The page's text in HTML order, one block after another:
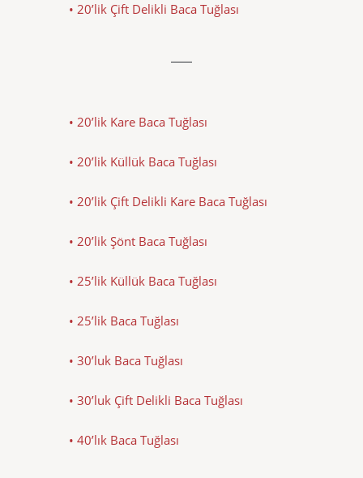
• 20’lik Çift Delikli Baca Tuğlası
• 20’lik Kare Baca Tuğlası
• 20’lik Küllük Baca Tuğlası
• 20’lik Çift Delikli Kare Baca Tuğlası
• 20’lik Şönt Baca Tuğlası
• 25’lik Küllük Baca Tuğlası
• 25’lik Baca Tuğlası
• 30’luk Baca Tuğlası
• 30’luk Çift Delikli Baca Tuğlası
• 40’lık Baca Tuğlası